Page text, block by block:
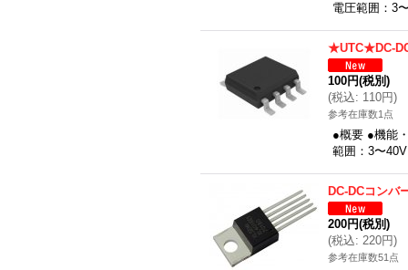
電圧範囲：3
★UTC★DC-
100円(税別)
(税込: 110円)
参考在庫数1点
●概要 ●機能
範囲：3〜
DC-DCコンバ
200円(税別)
(税込: 220円)
参考在庫数51点